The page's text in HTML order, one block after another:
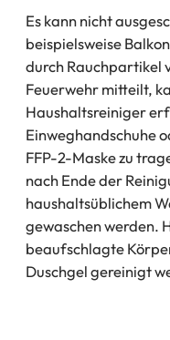
Es kann nicht
beispielsweise
durch Rauchpartikel
Feuerwehr mitteilt,
Haushaltsreiniger
Einweghandschuhe
FFP-2-Maske zu
nach Ende der
haushaltsüblichem
gewaschen werden.
beaufschlagte
Duschgel gereinigt